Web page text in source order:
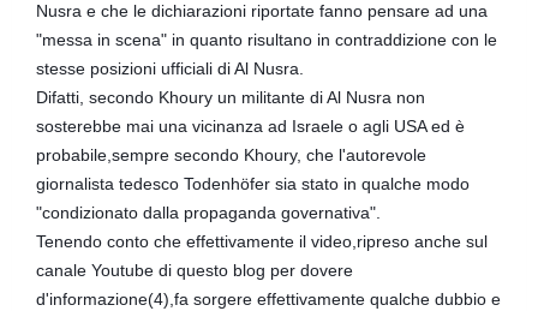
Nusra e che le dichiarazioni riportate fanno pensare ad una
"messa in scena" in quanto risultano in contraddizione con le
stesse posizioni ufficiali di Al Nusra.
Difatti, secondo Khoury un militante di Al Nusra non
sosterebbe mai una vicinanza ad Israele o agli USA ed è
probabile,sempre secondo Khoury, che l'autorevole
giornalista tedesco Todenhöfer sia stato in qualche modo
"condizionato dalla propaganda governativa".
Tenendo conto che effettivamente il video,ripreso anche sul
canale Youtube di questo blog per dovere
d'informazione(4),fa sorgere effettivamente qualche dubbio e